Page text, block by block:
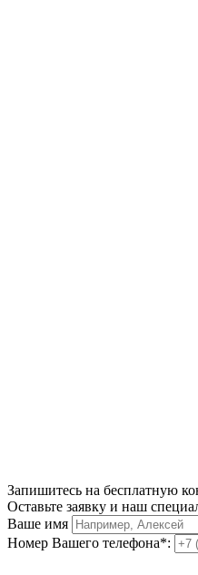
Запишитесь на бесплатную
Оставьте заявку и наш
Ваше имя
Номер Вашего телефона*: